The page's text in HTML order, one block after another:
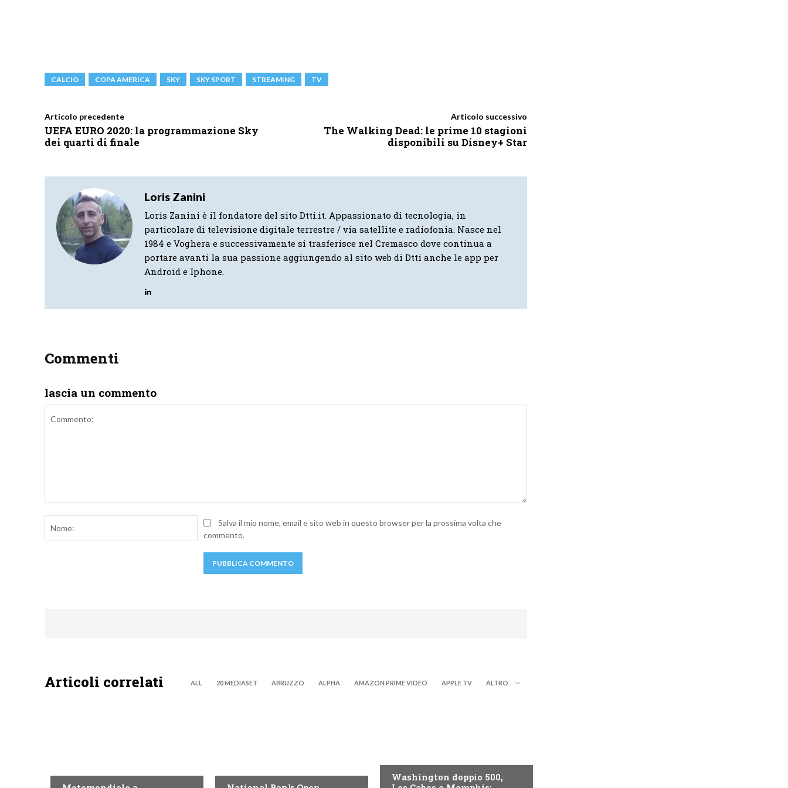
CALCIO COPA AMERICA SKY SKY SPORT STREAMING TV
Articolo precedente
UEFA EURO 2020: la programmazione Sky
dei quarti di finale
Articolo successivo
The Walking Dead: le prime 10 stagioni
disponibili su Disney+ Star
Loris Zanini
Loris Zanini è il fondatore del sito Dtti.it. Appassionato di tecnologia, in
particolare di televisione digitale terrestre / via satellite e radiofonia. Nasce nel
1984 e Voghera e successivamente si trasferisce nel Cremasco dove continua a
portare avanti la sua passione aggiungendo al sito web di Dtti anche le app per
Android e Iphone.
Commenti
lascia un commento
Nome:Salva il mio nome, email e sito web in questo browser per la prossima volta che
commento.
Articoli correlati ALL 20 MEDIASET ABRUZZO ALPHA AMAZON PRIME VIDEO APPLE TV ALTRO
Washington doppio 500,